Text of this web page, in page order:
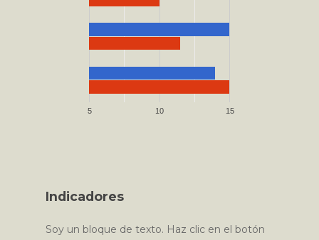
5 10 15
Indicadores
Soy un bloque de texto. Haz clic en el botón